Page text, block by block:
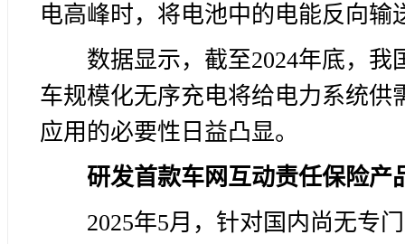
电高峰时，将电池中的电能反向输
数据显示，截至2024年底，
车规模化无序充电将给电力系统
应用的必要性日益凸显。
研发首款车网互动责任保险产
2025年5月，针对国内尚无专